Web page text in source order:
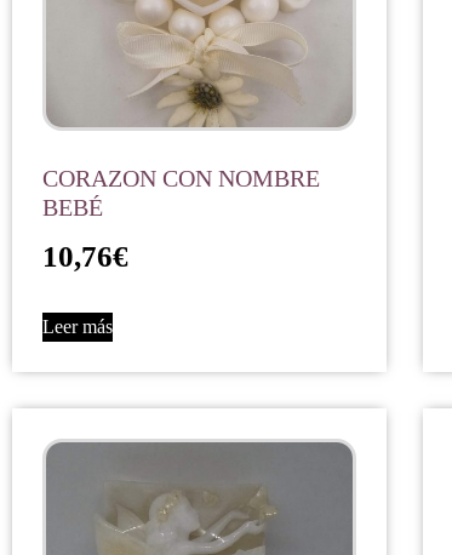
CORAZON CON NOMBRE
BEBÉ
10,76€
Leer más